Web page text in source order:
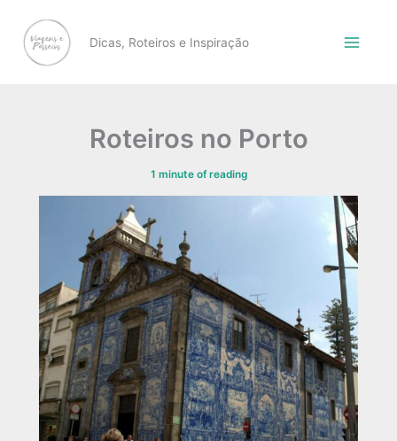
content
Dicas, Roteiros e Inspiração
Roteiros no Porto
1 minute of reading